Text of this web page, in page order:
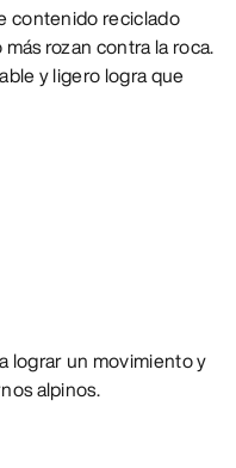
contenido reciclado
rozan contra la roca.
y ligero logra que
lograr un movimiento y
alpinos.